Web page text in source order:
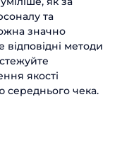
та
значно
методи
якості
середнього чека.